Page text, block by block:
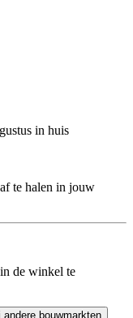
in huis
te halen in jouw
de winkel te
andere bouwmarkten